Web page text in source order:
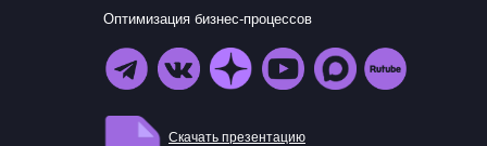
Скачать презентацию
Оптимизация бизнес-процессов